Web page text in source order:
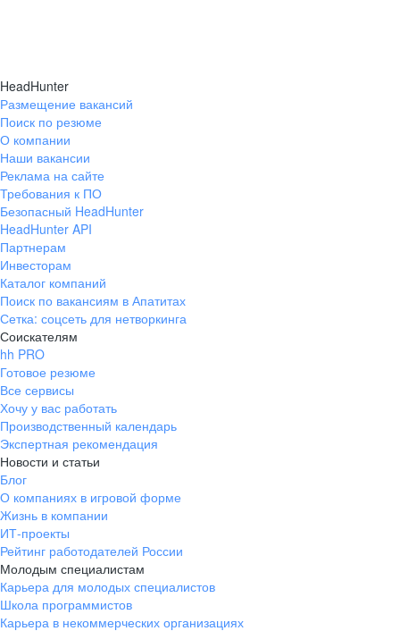
HeadHunter
Размещение вакансий
Поиск по резюме
О компании
Наши вакансии
Реклама на сайте
Требования к ПО
Безопасный HeadHunter
HeadHunter API
Партнерам
Инвесторам
Каталог компаний
Поиск по вакансиям в Апатитах
Сетка: соцсеть для нетворкинга
Соискателям
hh PRO
Готовое резюме
Все сервисы
Хочу у вас работать
Производственный календарь
Экспертная рекомендация
Новости и статьи
Блог
О компаниях в игровой форме
Жизнь в компании
ИТ-проекты
Рейтинг работодателей России
Молодым специалистам
Карьера для молодых специалистов
Школа программистов
Карьера в некоммерческих организациях